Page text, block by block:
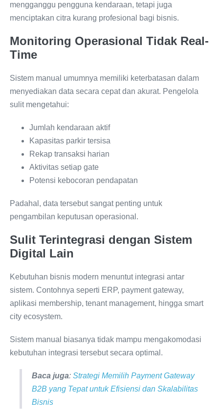
mengganggu pengguna kendaraan, tetapi juga
menciptakan citra kurang profesional bagi bisnis.
Monitoring Operasional Tidak Real-
Time
Sistem manual umumnya memiliki keterbatasan dalam
menyediakan data secara cepat dan akurat. Pengelola
sulit mengetahui:
Jumlah kendaraan aktif
Kapasitas parkir tersisa
Rekap transaksi harian
Aktivitas setiap gate
Potensi kebocoran pendapatan
Padahal, data tersebut sangat penting untuk
pengambilan keputusan operasional.
Sulit Terintegrasi dengan Sistem
Digital Lain
Kebutuhan bisnis modern menuntut integrasi antar
sistem. Contohnya seperti ERP, payment gateway,
aplikasi membership, tenant management, hingga smart
city ecosystem.
Sistem manual biasanya tidak mampu mengakomodasi
kebutuhan integrasi tersebut secara optimal.
Baca juga: Strategi Memilih Payment Gateway
B2B yang Tepat untuk Efisiensi dan Skalabilitas
Bisnis